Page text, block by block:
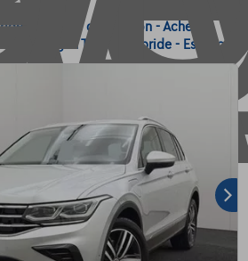
- Essence d'occasion - Achetez
Tiguan Hybride - Essence